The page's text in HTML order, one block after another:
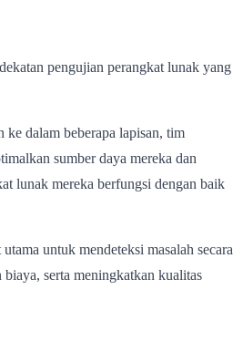
pengujian perangkat lunak yang
ke dalam beberapa lapisan, tim
sumber daya mereka dan
lunak mereka berfungsi dengan baik
untuk mendeteksi masalah secara
serta meningkatkan kualitas